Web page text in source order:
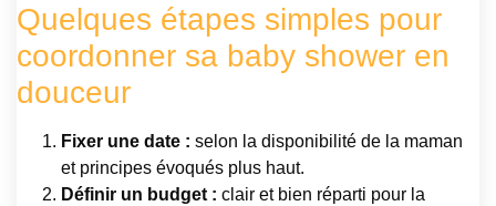
Quelques étapes simples pour
coordonner sa baby shower en
douceur
Fixer une date : selon la disponibilité de la maman
et principes évoqués plus haut.
Définir un budget : clair et bien réparti pour la